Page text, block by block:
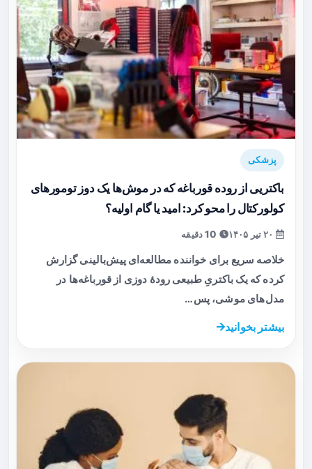
پزشکی
باکتریی از روده قورباغه که در موش‌ها یک دوز تومورهای
کولورکتال را محو کرد: امید یا گام اولیه؟
خلاصه سریع برای خواننده مطالعه‌ای پیش‌بالینی گزارش
کرده که یک باکتریِ طبیعی رودهٔ دوزی از قورباغه‌ها در
مدل‌های موشی، پس…
بیشتر بخوانید